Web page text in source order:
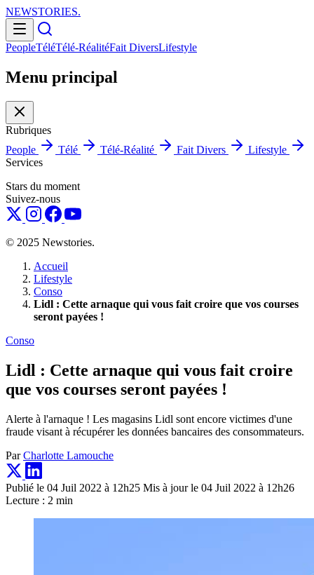
NEWSTORIES.
PeopleTéléTélé-RéalitéFait DiversLifestyle
Menu principal
Rubriques
People
Télé Télé-Réalité Fait Divers
Lifestyle
Services
Stars du moment
Suivez-nous
© 2025 Newstories.
Accueil
Lifestyle
Conso
Lidl : Cette arnaque qui vous fait croire que vos courses
seront payées !
Conso
Lidl : Cette arnaque qui vous fait croire
que vos courses seront payées !
Alerte à l'arnaque ! Les magasins Lidl sont encore victimes d'une
fraude visant à récupérer les données bancaires des consommateurs.
ParCharlotte Lamouche
Publié le 04 Juil 2022 à 12h25 Mis à jour le 04 Juil 2022 à 12h26
Lecture : 2 min